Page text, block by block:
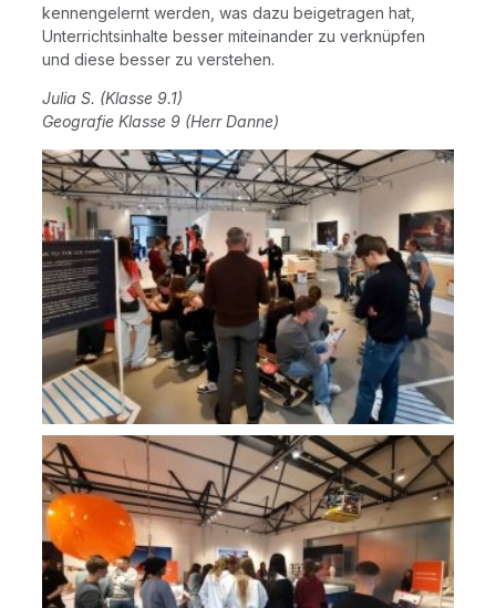
ken­nen­ge­lernt wer­den, was dazu bei­getra­gen hat,
Unter­richts­in­hal­te bes­ser mit­ein­an­der zu ver­knüp­fen
und die­se bes­ser zu verstehen.
Julia S. (Klas­se 9.1)
Geo­gra­fie Klas­se 9 (Herr Danne)